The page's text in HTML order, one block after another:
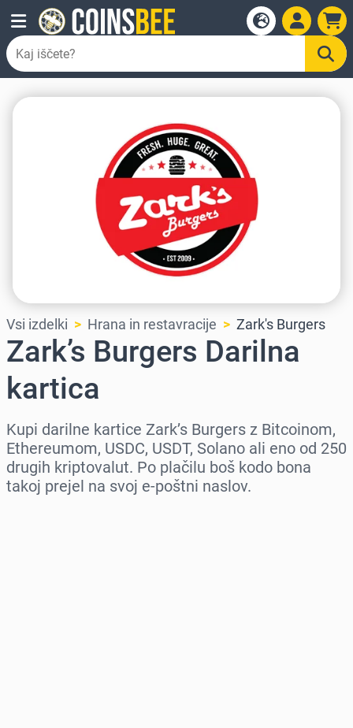
Vsi izdelki Hrana in restavracije Zark's Burgers
Zark’s Burgers Darilna
kartica
Kupi darilne kartice Zark’s Burgers z Bitcoinom,
Ethereumom, USDC, USDT, Solano ali eno od 250
drugih kriptovalut. Po plačilu boš kodo bona
takoj prejel na svoj e-poštni naslov.